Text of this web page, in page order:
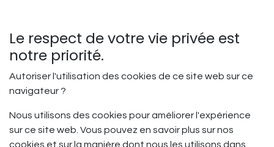
Changer ses intentions - BO
Le respect de votre vie privée est
notre priorité.
Autoriser l'utilisation des cookies de ce site web sur ce
navigateur ?
Nous utilisons des cookies pour améliorer l'expérience
sur ce site web. Vous pouvez en savoir plus sur nos
cookies et sur la manière dont nous les utilisons dans